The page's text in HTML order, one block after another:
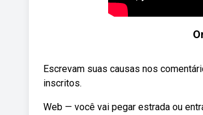
Escrevam suas causas nos
inscritos.
Web — você vai pegar estrada ou